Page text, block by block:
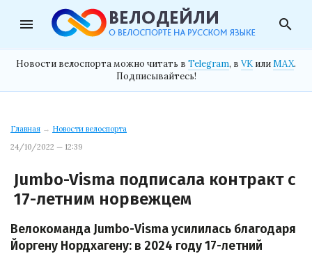
menu search
Новости велоспорта можно читать в Telegram, в VK илиMAX.
Подписывайтесь!
Главная → Новости велоспорта
24/10/2022 — 12:39
Jumbo-Visma подписала контракт с
17-летним норвежцем
Велокоманда Jumbo-Visma усилилась благодаря
Йоргену Нордхагену: в 2024 году 17-летний